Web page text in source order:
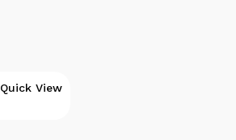
Quick View